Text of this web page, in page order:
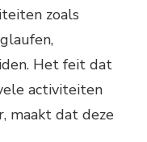
zoals
Het feit dat
activiteiten
maakt dat deze